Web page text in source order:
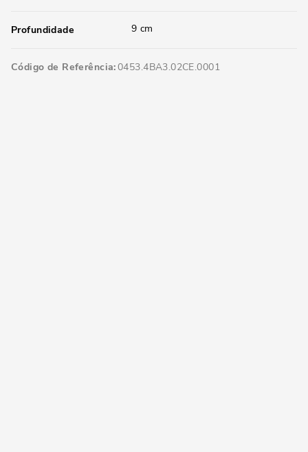
Profundidade 9 cm
Código de Referência 0453.4BA3.02CE.0001